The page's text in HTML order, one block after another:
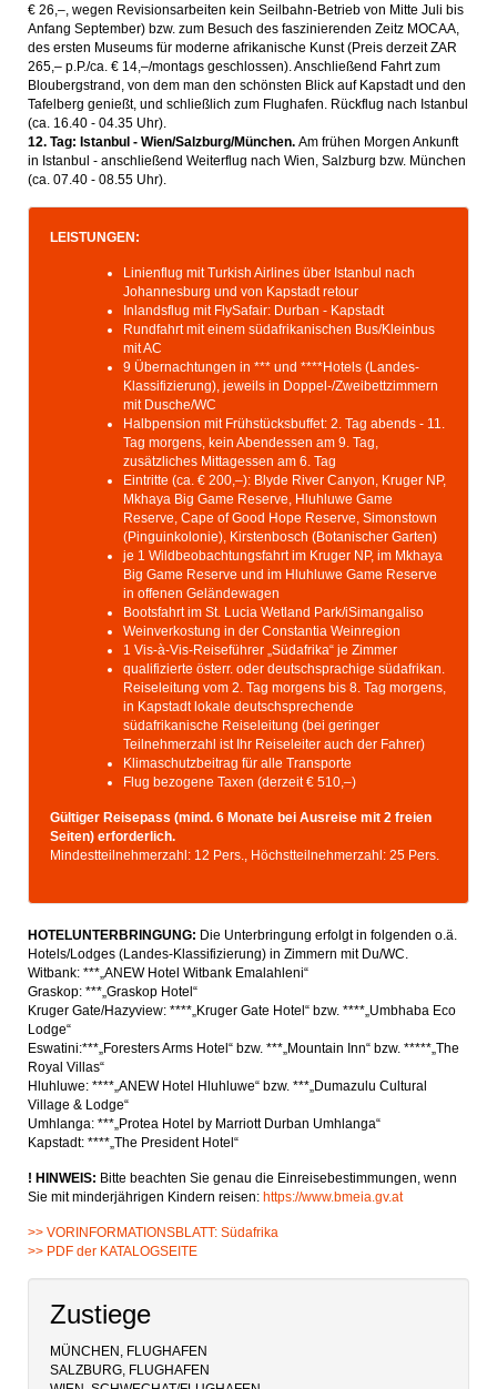
€ 26,–, wegen Revisionsarbeiten kein Seilbahn-Betrieb von Mitte Juli bis
Anfang September) bzw. zum Besuch des faszinierenden Zeitz MOCAA,
des ersten Museums für moderne afrikanische Kunst (Preis derzeit ZAR
265,– p.P./ca. € 14,–/montags geschlossen). Anschließend Fahrt zum
Bloubergstrand, von dem man den schönsten Blick auf Kapstadt und den
Tafelberg genießt, und schließlich zum Flughafen. Rückflug nach Istanbul
(ca. 16.40 - 04.35 Uhr).
12. Tag: Istanbul - Wien/Salzburg/München. Am frühen Morgen Ankunft
in Istanbul - anschließend Weiterflug nach Wien, Salzburg bzw. München
(ca. 07.40 - 08.55 Uhr).
LEISTUNGEN:
Linienflug mit Turkish Airlines über Istanbul nach
Johannesburg und von Kapstadt retour
Inlandsflug mit FlySafair: Durban - Kapstadt
Rundfahrt mit einem südafrikanischen Bus/Kleinbus
mit AC
9 Übernachtungen in *** und ****Hotels (Landes-
Klassifizierung), jeweils in Doppel-/Zweibettzimmern
mit Dusche/WC
Halbpension mit Frühstücksbuffet: 2. Tag abends - 11.
Tag morgens, kein Abendessen am 9. Tag,
zusätzliches Mittagessen am 6. Tag
Eintritte (ca. € 200,–): Blyde River Canyon, Kruger NP,
Mkhaya Big Game Reserve, Hluhluwe Game
Reserve, Cape of Good Hope Reserve, Simonstown
(Pinguinkolonie), Kirstenbosch (Botanischer Garten)
je 1 Wildbeobachtungsfahrt im Kruger NP, im Mkhaya
Big Game Reserve und im Hluhluwe Game Reserve
in offenen Geländewagen
Bootsfahrt im St. Lucia Wetland Park/iSimangaliso
Weinverkostung in der Constantia Weinregion
1 Vis-à-Vis-Reiseführer „Südafrika“ je Zimmer
qualifizierte österr. oder deutschsprachige südafrikan.
Reiseleitung vom 2. Tag morgens bis 8. Tag morgens,
in Kapstadt lokale deutschsprechende
südafrikanische Reiseleitung (bei geringer
Teilnehmerzahl ist Ihr Reiseleiter auch der Fahrer)
Klimaschutzbeitrag für alle Transporte
Flug bezogene Taxen (derzeit € 510,–)
Gültiger Reisepass (mind. 6 Monate bei Ausreise mit 2 freien
Seiten) erforderlich.
Mindestteilnehmerzahl: 12 Pers., Höchstteilnehmerzahl: 25 Pers.
HOTELUNTERBRINGUNG: Die Unterbringung erfolgt in folgenden o.ä.
Hotels/Lodges (Landes-Klassifizierung) in Zimmern mit Du/WC.
Witbank: ***„ANEW Hotel Witbank Emalahleni“
Graskop: ***„Graskop Hotel“
Kruger Gate/Hazyview: ****„Kruger Gate Hotel“ bzw. ****„Umbhaba Eco
Lodge“
Eswatini:***„Foresters Arms Hotel“ bzw. ***„Mountain Inn“ bzw. *****„The
Royal Villas“
Hluhluwe: ****„ANEW Hotel Hluhluwe“ bzw. ***„Dumazulu Cultural
Village & Lodge“
Umhlanga: ***„Protea Hotel by Marriott Durban Umhlanga“
Kapstadt: ****„The President Hotel“
! HINWEIS: Bitte beachten Sie genau die Einreisebestimmungen, wenn
Sie mit minderjährigen Kindern reisen: https://www.bmeia.gv.at
>> VORINFORMATIONSBLATT: Südafrika
>> PDF der KATALOGSEITE
Zustiege
MÜNCHEN, FLUGHAFEN
SALZBURG, FLUGHAFEN